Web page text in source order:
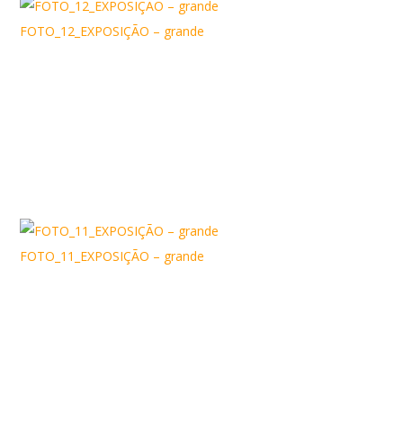
FOTO_12_EXPOSIÇÃO – grande
FOTO_11_EXPOSIÇÃO – grande